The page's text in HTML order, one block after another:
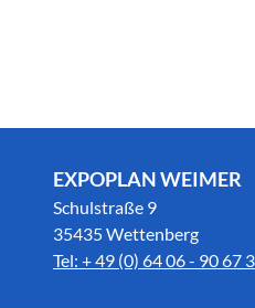
EXPOPLAN WEIMER
Schulstraße 9
35435 Wettenberg
Tel: + 49 (0) 64 06 - 90 67